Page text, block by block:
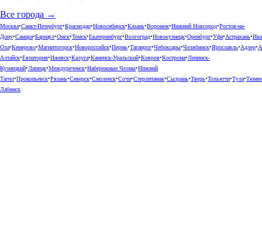
Все города →
Москва•Санкт-Петербург•Краснодар•Новосибирск•Казань•Воронеж•Нижний Новгород•Ростов-на-
Дону•Самара•Барнаул•Омск•Томск•Екатеринбург•Волгоград•Новокузнецк•Оренбург•Уфа•Астрахань•
Ола•Кемерово•Магнитогорск•Новороссийск•Пермь•Таганрог•Чебоксары•Челябинск•Ярославль•Адлер•
Алтайск•Евпатория•Ижевск•Калуга•Каменск-Уральский•Ковров•Кострома•Ленинск-
Кузнецкий•Липецк•Междуреченск•Набережные Челны•Нижний
Тагил•Прокопьевск•Рязань•Северск•Смоленск•Сочи•Стерлитамак•Сызрань•Тверь•Тольятти•Тула•
Лабинск